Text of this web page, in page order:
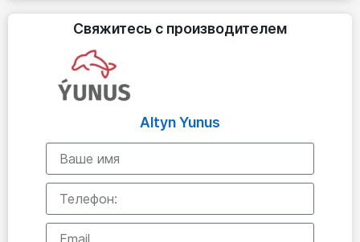
Свяжитесь с производителем
Altyn Yunus